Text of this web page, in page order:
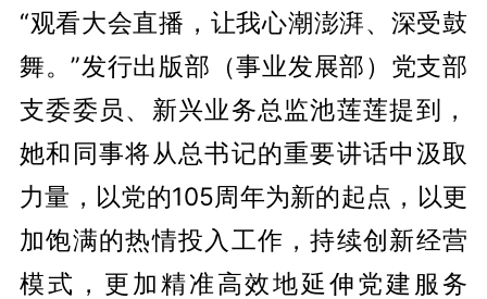
“观看大会直播，让我心潮澎湃、深受鼓
舞。”发行出版部（事业发展部）党支部
支委委员、新兴业务总监池莲莲提到，
她和同事将从总书记的重要讲话中汲取
力量，以党的105周年为新的起点，以更
加饱满的热情投入工作，持续创新经营
模式，更加精准高效地延伸党建服务